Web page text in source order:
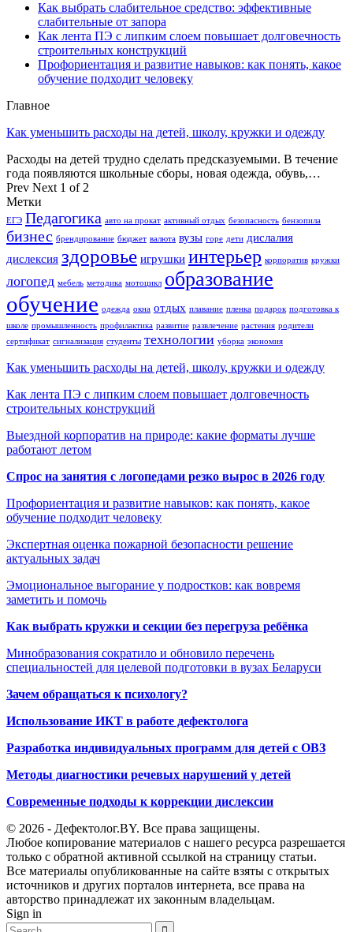
Как выбрать слабительное средство: эффективные
слабительные от запора
Как лента ПЭ с липким слоем повышает долговечность
строительных конструкций
Профориентация и развитие навыков: как понять, какое
обучение подходит человеку
Главное
Как уменьшить расходы на детей, школу, кружки и одежду
Расходы на детей трудно сделать предсказуемыми. В течение
года появляются школьные сборы, новая одежда, обувь,…
Prev Next 1 of 2
Метки
ЕГЭ Педагогика авто на прокат активный отдых безопасность бензопила
бизнес брендирование бюджет валюта вузы горе дети дислалия
дислексия здоровье игрушки интерьер корпоратив кружки
логопед мебель методика мотоцикл образование
обучение одежда окна отдых плавание пленка подарок подготовка к
школе промышленность профилактика развитие развлечение растения родители
сертификат сигнализация студенты технологии уборка экономия
Как уменьшить расходы на детей, школу, кружки и одежду
Как лента ПЭ с липким слоем повышает долговечность
строительных конструкций
Выездной корпоратив на природе: какие форматы лучше
работают летом
Спрос на занятия с логопедами резко вырос в 2026 году
Профориентация и развитие навыков: как понять, какое
обучение подходит человеку
Экспертная оценка пожарной безопасности решение
актуальных задач
Эмоциональное выгорание у подростков: как вовремя
заметить и помочь
Как выбрать кружки и секции без перегруза ребёнка
Минобразования сократило и обновило перечень
специальностей для целевой подготовки в вузах Беларуси
Зачем обращаться к психологу?
Использование ИКТ в работе дефектолога
Разработка индивидуальных программ для детей с ОВЗ
Методы диагностики речевых нарушений у детей
Современные подходы к коррекции дислексии
© 2026 - Дефектолог.BY. Все права защищены.
Любое копирование материалов с нашего ресурса разрешается
только с обратной активной ссылкой на страницу статьи.
Все материалы опубликованные на сайте взяты с открытых
источников и других порталов интернета, все права на
авторство принадлежат их законным владельцам.
Sign in